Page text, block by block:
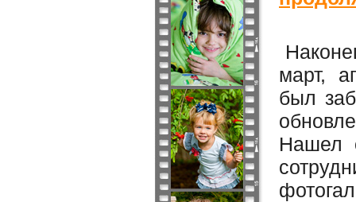
март,
был
Нашел